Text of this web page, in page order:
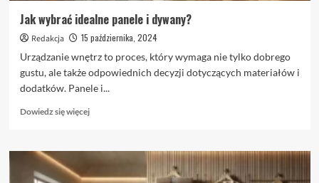
Jak wybrać idealne panele i dywany?
Redakcja
15 października, 2024
Urządzanie wnętrz to proces, który wymaga nie tylko dobrego
gustu, ale także odpowiednich decyzji dotyczących materiałów i
dodatków. Panele i...
Dowiedz się więcejDowiedz
o
wybrać